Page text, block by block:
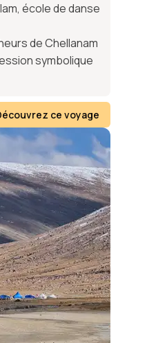
école de danse
de Chellanam
symbolique
ce voyage